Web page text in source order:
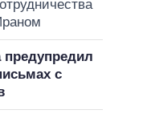
предупредил
с